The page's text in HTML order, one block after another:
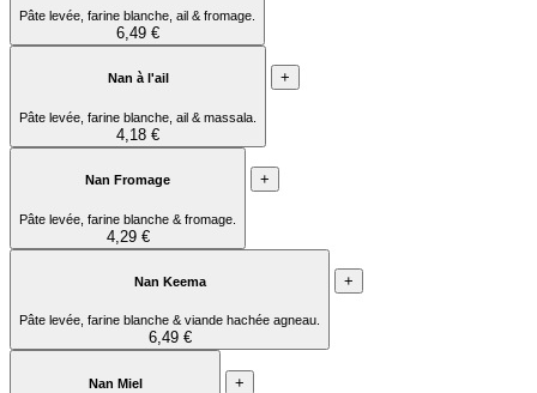
Pâte levée, farine blanche, ail & fromage.
6,49 €
Nan à l'ail
Pâte levée, farine blanche, ail & massala.
4,18 €
+
Nan Fromage
Pâte levée, farine blanche & fromage.
4,29 €
+
Nan Keema
Pâte levée, farine blanche & viande hachée agneau.
6,49 €
+
Nan Miel +